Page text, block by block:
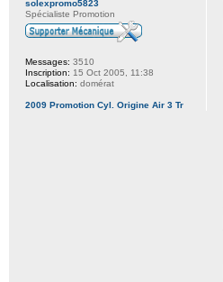
solexpromo5823
Spécialiste Promotion
Messages: 3510
Inscription: 15 Oct 2005, 11:38
Localisation: domérat
2009 Promotion Cyl. Origine Air 3 Tr